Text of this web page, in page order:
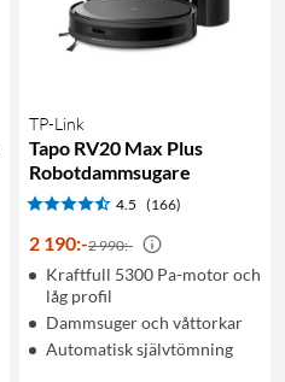
TP-Link
Tapo RV20 Max Plus
Robotdammsugare
4.5 (166)
2 190:-2 990:-
Kraftfull 5300 Pa-motor och
låg profil
Dammsuger och våttorkar
Automatisk självtömning